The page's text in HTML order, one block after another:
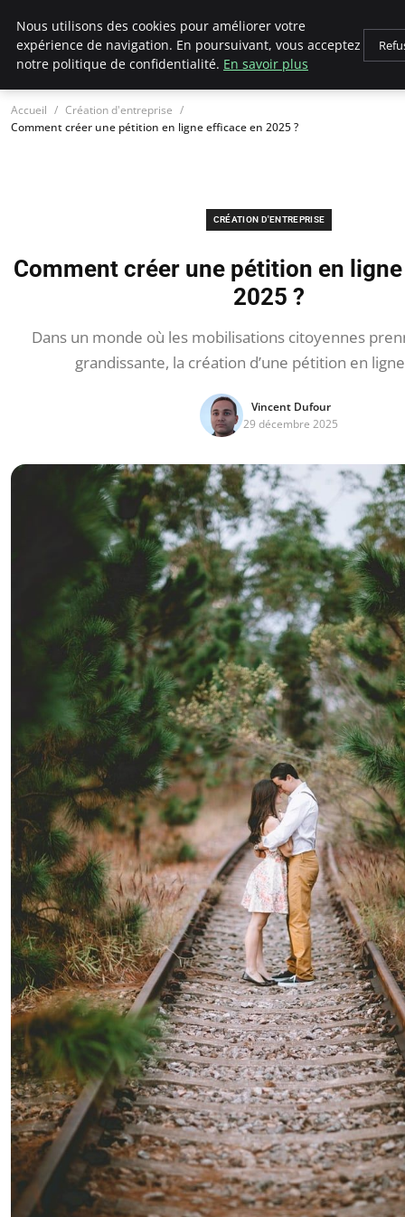
LECFCM
Accueil
Création d'entreprise
Comment créer une pétition en ligne efficace en 2025 ?
CRÉATION D'ENTREPRISE
Comment créer une pétition en
2025 ?
Dans un monde où les mobilisations citoyennes
grandissante, la création d’une pétition en
Vincent Dufour
29 décembre 2025
Nous utilisons des cookies pour améliorer votre
expérience de navigation. En poursuivant, vous acceptez
notre politique de confidentialité. En savoir plus